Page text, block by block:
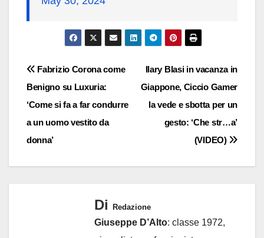
Navigazione
articoli
Ilary Blasi in vacanza in
Giappone, Ciccio Gamer
la vede e sbotta per un
gesto: ‘Che str…a’
(VIDEO)
Fabrizio Corona come
Benigno su Luxuria:
‘Come si fa a far condurre
a un uomo vestito da
donna’
Di Redazione
Giuseppe D’Alto: classe 1972,